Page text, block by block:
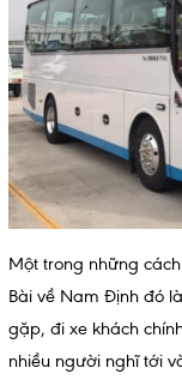
Một trong những
Bài về Nam Định đó
gặp, đi xe khách
nhiều người nghĩ tới